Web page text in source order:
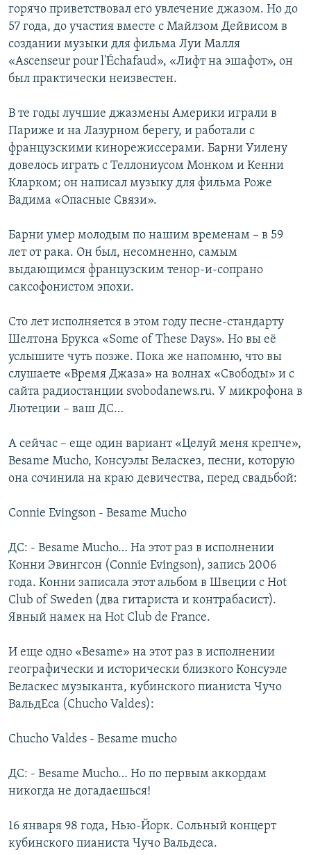
горячо приветствовал его увлечение джазом. Но до
57 года, до участия вместе с Майлзом Дейвисом в
создании музыки для фильма Луи Малля
«Ascenseur pour l'Échafaud», «Лифт на эшафот», он
был практически неизвестен.
В те годы лучшие джазмены Америки играли в
Париже и на Лазурном берегу, и работали с
французскими кинорежиссерами. Барни Уилену
довелось играть с Теллониусом Монком и Кенни
Кларком; он написал музыку для фильма Роже
Вадима «Опасные Связи».
Барни умер молодым по нашим временам – в 59
лет от рака. Он был, несомненно, самым
выдающимся французским тенор-и-сопрано
саксофонистом эпохи.
Cто лет исполняется в этом году песне-стандарту
Шелтона Брукса «Some of These Days». Но вы её
услышите чуть позже. Пока же напомню, что вы
слушаете «Время Джаза» на волнах «Свободы» и с
сайта радиостанции svobodanews.ru. У микрофона в
Лютеции – ваш ДС…
А сейчас – еще один вариант «Целуй меня крепче»,
Besame Mucho, Консуэлы Веласкез, песни, которую
она сочинила на краю девичества, перед свадьбой:
Connie Evingson - Besame Mucho
ДС: - Besame Mucho… На этот раз в исполнении
Конни Эвингсон (Connie Evingson), запись 2006
года. Конни записала этот альбом в Швеции с Hot
Club of Sweden (два гитариста и контрабасист).
Явный намек на Hot Club de France.
И еще одно «Besame» на этот раз в исполнении
географически и исторически близкого Консуэле
Веласкес музыканта, кубинского пианиста Чучо
ВальдЕса (Chucho Valdes):
Chucho Valdes - Besame mucho
ДС: - Besame Mucho… Но по первым аккордам
никогда не догадаешься!
16 января 98 года, Нью-Йорк. Сольный концерт
кубинского пианиста Чучо Вальдеса.